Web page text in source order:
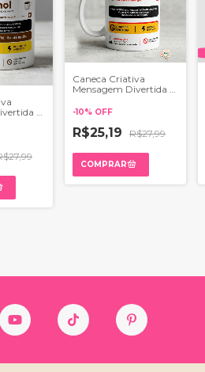
-
Caneca Criativa
Mensagem Divertida -
-10% OFF
R$25,19 R$27,99